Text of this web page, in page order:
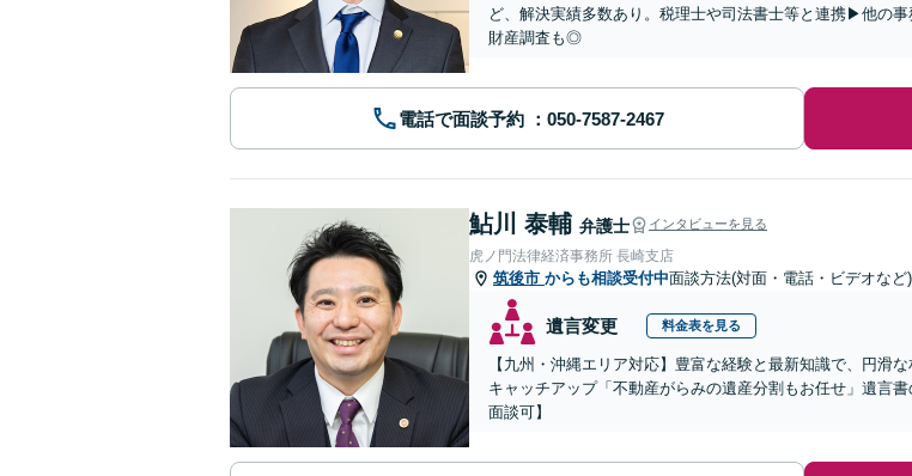
ど、解決実績多数あり。税理士や司法書士等と連携▶他の
財産調査も◎
電話で面談予約
鮎川 泰輔 弁護士 インタビューを見る
虎ノ門法律経済事務所 長崎支店
筑後市 からも相談受付中面談方法(対面・電話・ビデオなど
遺言変更 料金表を見る
【九州・沖縄エリア対応】豊富な経験と最新知識で、円滑
キャッチアップ「不動産がらみの遺産分割もお任せ」遺言
面談可】